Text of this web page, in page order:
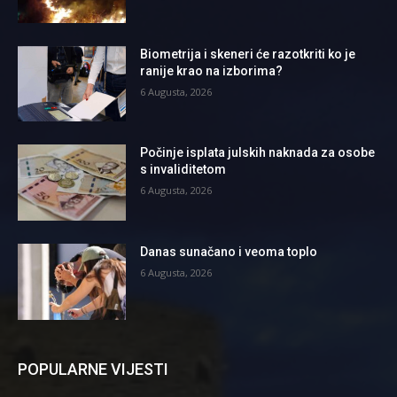
Biometrija i skeneri će razotkriti ko je
ranije krao na izborima?
6 Augusta, 2026
Počinje isplata julskih naknada za osobe
s invaliditetom
6 Augusta, 2026
Danas sunačano i veoma toplo
6 Augusta, 2026
POPULARNE VIJESTI